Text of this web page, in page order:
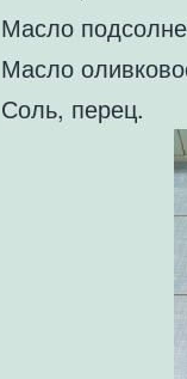
Масло
Масло
Соль, перец.